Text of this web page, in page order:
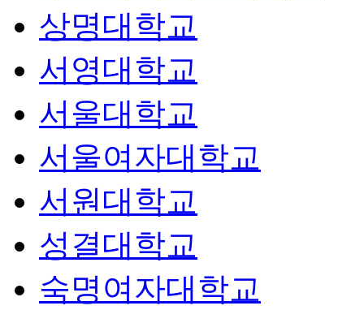
상명대학교
서영대학교
서울대학교
서울여자대학교
서원대학교
성결대학교
숙명여자대학교